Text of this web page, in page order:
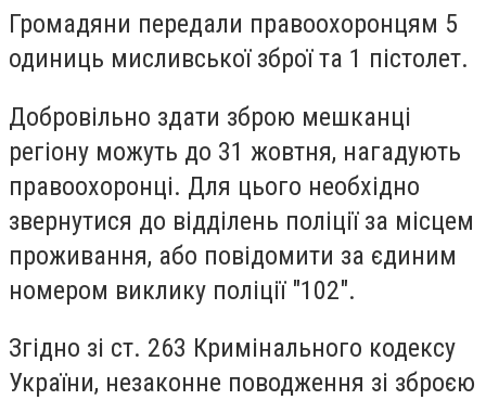
Громадяни передали правоохоронцям 5
одиниць мисливської зброї та 1 пістолет.
Добровільно здати зброю мешканці
регіону можуть до 31 жовтня, нагадують
правоохоронці. Для цього необхідно
звернутися до відділень поліції за місцем
проживання, або повідомити за єдиним
номером виклику поліції "102".
Згідно зі ст. 263 Кримінального кодексу
України, незаконне поводження зі зброєю